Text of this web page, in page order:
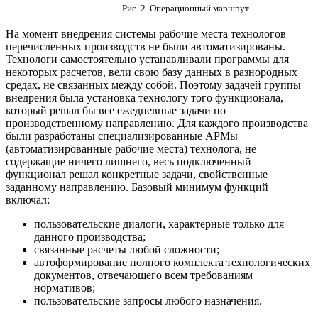
Рис. 2. Операционный маршрут
На момент внедрения системы рабочие места технологов
перечисленных производств не были автоматизированы.
Технологи самостоятельно устанавливали программы для
некоторых расчетов, вели свою базу данных в разнородных
средах, не связанных между собой. Поэтому задачей группы
внедрения была установка технологу того функционала,
который решал бы все ежедневные задачи по
производственному направлению. Для каждого производства
были разработаны специализированные АРМы
(автоматизированные рабочие места) технолога, не
содержащие ничего лишнего, весь подключенный
функционал решал конкретные задачи, свойственные
заданному направлению. Базовый минимум функций
включал:
пользовательские диалоги, характерные только для
данного производства;
связанные расчеты любой сложности;
автоформирование полного комплекта технологических
документов, отвечающего всем требованиям
нормативов;
пользовательские запросы любого назначения.